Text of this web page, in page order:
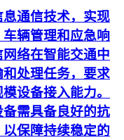
通信技术，实现
辆管理和应急响
络在智能交通中
处理任务，要求
设备接入能力。
需具备良好的抗
保障持续稳定的